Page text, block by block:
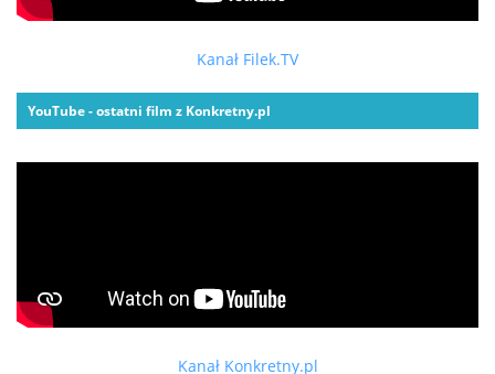
Kanał Filek.TV
YouTube - ostatni film z Konkretny.pl
Kanał Konkretny.pl